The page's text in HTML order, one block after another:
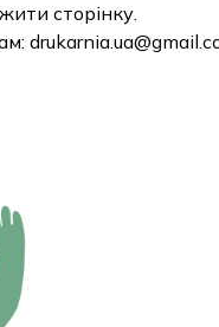
сторінку.